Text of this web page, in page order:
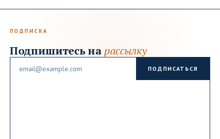
ПОДПИСКА
Подпишитесь на рассылку
ПОДПИСАТЬСЯ